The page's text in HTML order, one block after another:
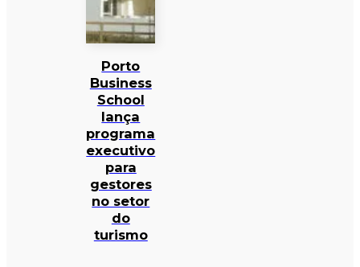
Porto
Business
School
lança
programa
executivo
para
gestores
no setor
do
turismo